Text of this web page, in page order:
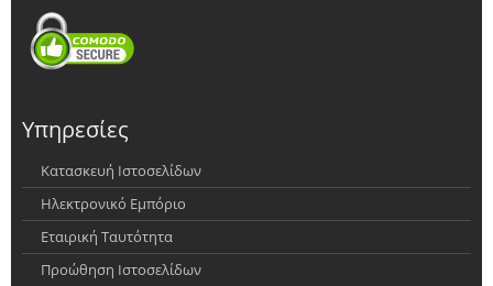
Υπηρεσίες
Κατασκευή Ιστοσελίδων
Ηλεκτρονικό Εμπόριο
Εταιρική Ταυτότητα
Προώθηση Ιστοσελίδων